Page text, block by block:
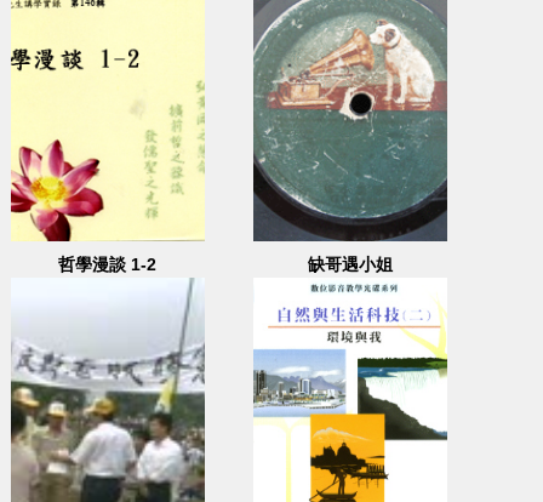
哲學漫談 1-2 缺哥遇小姐